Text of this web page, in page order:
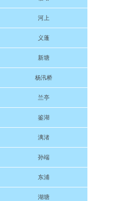
河上
义蓬
新塘
杨汛桥
兰亭
鉴湖
漓渚
孙端
东浦
湖塘